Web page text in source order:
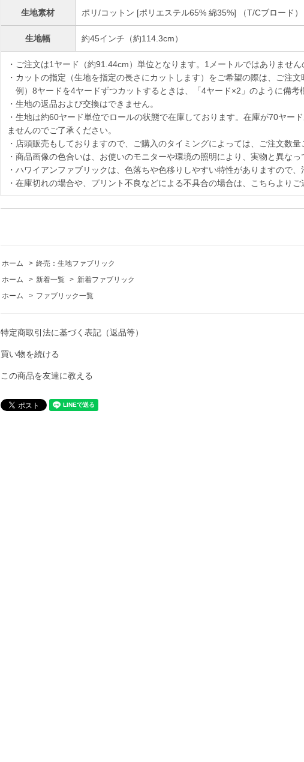
生地素材 ポリ/コットン [ポリエステル65% 綿35%] （T/Cブロード
生地幅 約45インチ（約114.3cm）
・ご注文は1ヤード（約91.44cm）単位となります。1メートルではありません
・カットの指定（生地を指定の長さにカットします）をご希望の際は、ご注文
例）8ヤードを4ヤードずつカットするときは、「4ヤード×2」のように備考
・生地の返品および交換はできません。
・生地は約60ヤード単位でロールの状態で在庫しております。在庫が70ヤー
ませんのでご了承ください。
・店頭販売もしておりますので、ご購入のタイミングによっては、ご注文数量
・商品画像の色合いは、お使いのモニターや環境の照明により、実物と異なっ
・ハワイアンファブリックは、色落ちや色移りしやすい特性がありますので
・在庫切れの場合や、プリント不良などによる不具合の場合は、こちらよりご
ホーム > 終売：生地ファブリック
ホーム
> 新着一覧 > 新着ファブリック
ホーム
> ファブリック一覧
特定商取引法に基づく表記（返品等）
買い物を続ける
この商品を友達に教える